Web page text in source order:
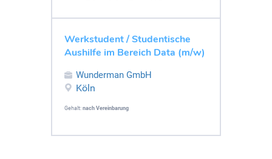
Werkstudent / Studentische
Aushilfe im Bereich Data (m/w)
Wunderman GmbH
Köln
Gehalt: nach Vereinbarung